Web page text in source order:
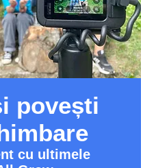
povești
cu ultimele